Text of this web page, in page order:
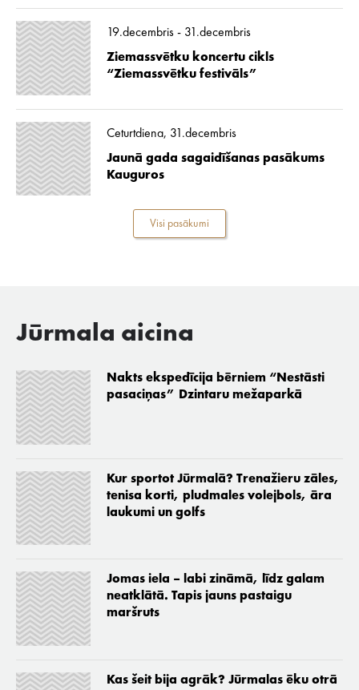
19.decembris - 31.decembris
Ziemassvētku koncertu cikls
“Ziemassvētku festivāls”
Ceturtdiena, 31.decembris
Jaunā gada sagaidīšanas pasākums
Kauguros
Visi pasākumi
Jūrmala aicina
Nakts ekspedīcija bērniem “Nestāsti
pasaciņas” Dzintaru mežaparkā
Kur sportot Jūrmalā? Trenažieru zāles,
tenisa korti, pludmales volejbols, āra
laukumi un golfs
Jomas iela – labi zināmā, līdz galam
neatklātā. Tapis jauns pastaigu
maršruts
Kas šeit bija agrāk? Jūrmalas ēku otrā